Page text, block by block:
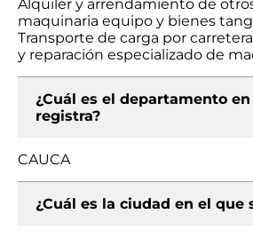
Alquiler y arrendamiento de
maquinaria equipo y bienes
Transporte de carga por
y reparación especializado de
¿Cuál es el departamento
registra?
CAUCA
¿Cuál es la ciudad en el que